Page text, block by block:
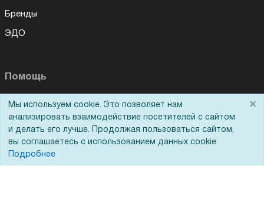
Бренды
ЭДО
Помощь
Вопрос-ответ
Реквизиты
Гарантии и возврат
Мы используем cookie. Это позволяет нам
анализировать взаимодействие посетителей с сайтом
и делать его лучше. Продолжая пользоваться сайтом,
вы соглашаетесь с использованием данных cookie.
Подробнее
×